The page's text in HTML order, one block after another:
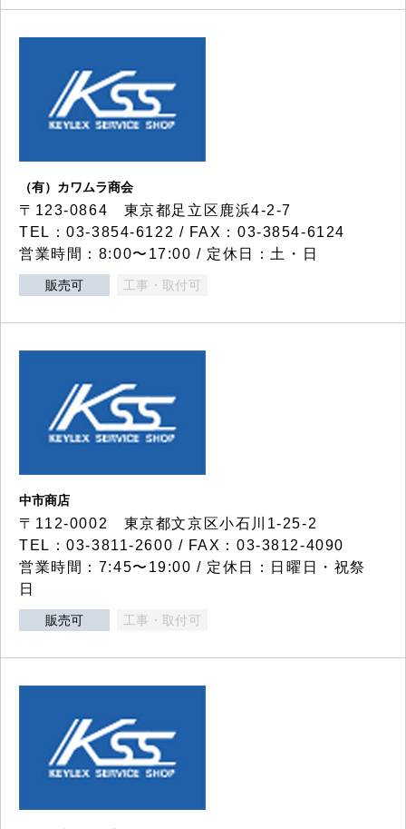
（有）カワムラ商会
〒123-0864 東京都足立区鹿浜4-2-7
TEL：03-3854-6122 / FAX：03-3854-6124
営業時間：8:00〜17:00 / 定休日：土・日
販売可 工事・取付可
中市商店
〒112-0002 東京都文京区小石川1-25-2
TEL：03-3811-2600 / FAX：03-3812-4090
営業時間：7:45〜19:00 / 定休日：日曜日・祝祭
日
販売可 工事・取付可